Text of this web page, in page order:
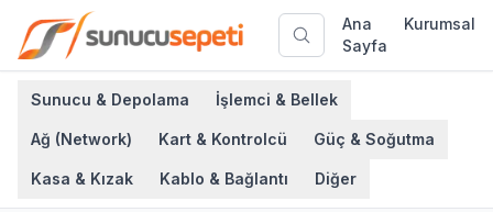
Ana
Sayfa
Kurumsal
Sunucu & Depolama İşlemci & Bellek
Ağ (Network) Kart & Kontrolcü Güç & Soğutma
Kasa & Kızak Kablo & Bağlantı Diğer